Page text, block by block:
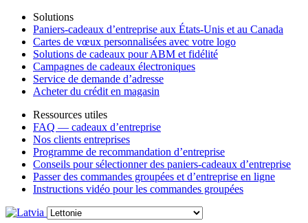
Solutions
Paniers-cadeaux d’entreprise aux États-Unis et au Canada
Cartes de vœux personnalisées avec votre logo
Solutions de cadeaux pour ABM et fidélité
Campagnes de cadeaux électroniques
Service de demande d’adresse
Acheter du crédit en magasin
Ressources utiles
FAQ — cadeaux d’entreprise
Nos clients entreprises
Programme de recommandation d’entreprise
Conseils pour sélectionner des paniers-cadeaux d’entreprise
Passer des commandes groupées et d’entreprise en ligne
Instructions vidéo pour les commandes groupées